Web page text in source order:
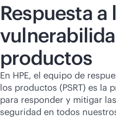
Respuesta a
productos
En HPE, el equipo de
los productos (PSRT) es la
para responder y mitigar
seguridad en todos